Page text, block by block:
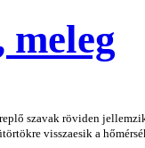
meleg
szavak röviden
visszaesik a